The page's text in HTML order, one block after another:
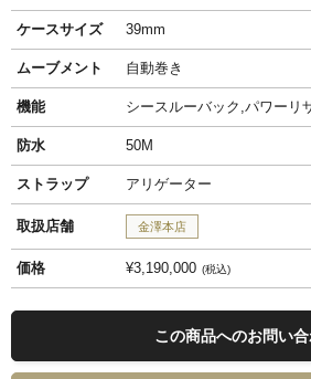
ケースサイズ 39mm
ムーブメント 自動巻き
機能 シースルーバック,パワーリ
防水 50M
ストラップ アリゲーター
取扱店舗 金澤本店
価格 ¥3,190,000 税込
この商品へのお問い